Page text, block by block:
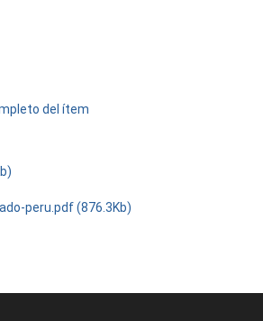
del ítem
peru.pdf (876.3Kb)